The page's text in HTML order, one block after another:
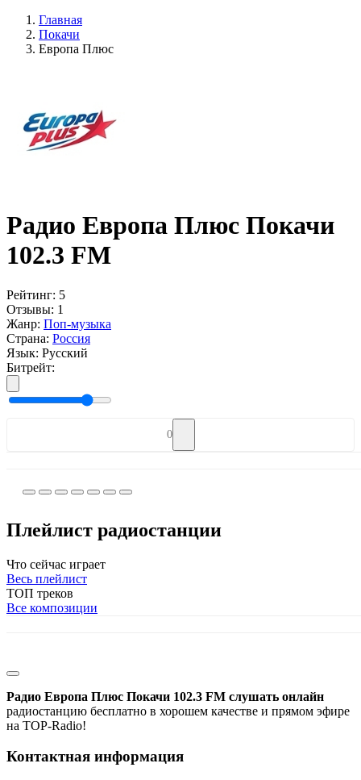
Главная
Покачи
Европа Плюс
Радио Европа Плюс Покачи
102.3 FM
Рейтинг: 5
Отзывы: 1
Жанр: Поп-музыка
Страна: Россия
Язык: Русский
Битрейт:
0
Плейлист радиостанции
Что сейчас играет
Весь плейлист
ТОП треков
Все композиции
Радио Европа Плюс Покачи 102.3 FM слушать онлайн
радиостанцию бесплатно в хорошем качестве и прямом эфире
на TOP-Radio!
Контактная информация